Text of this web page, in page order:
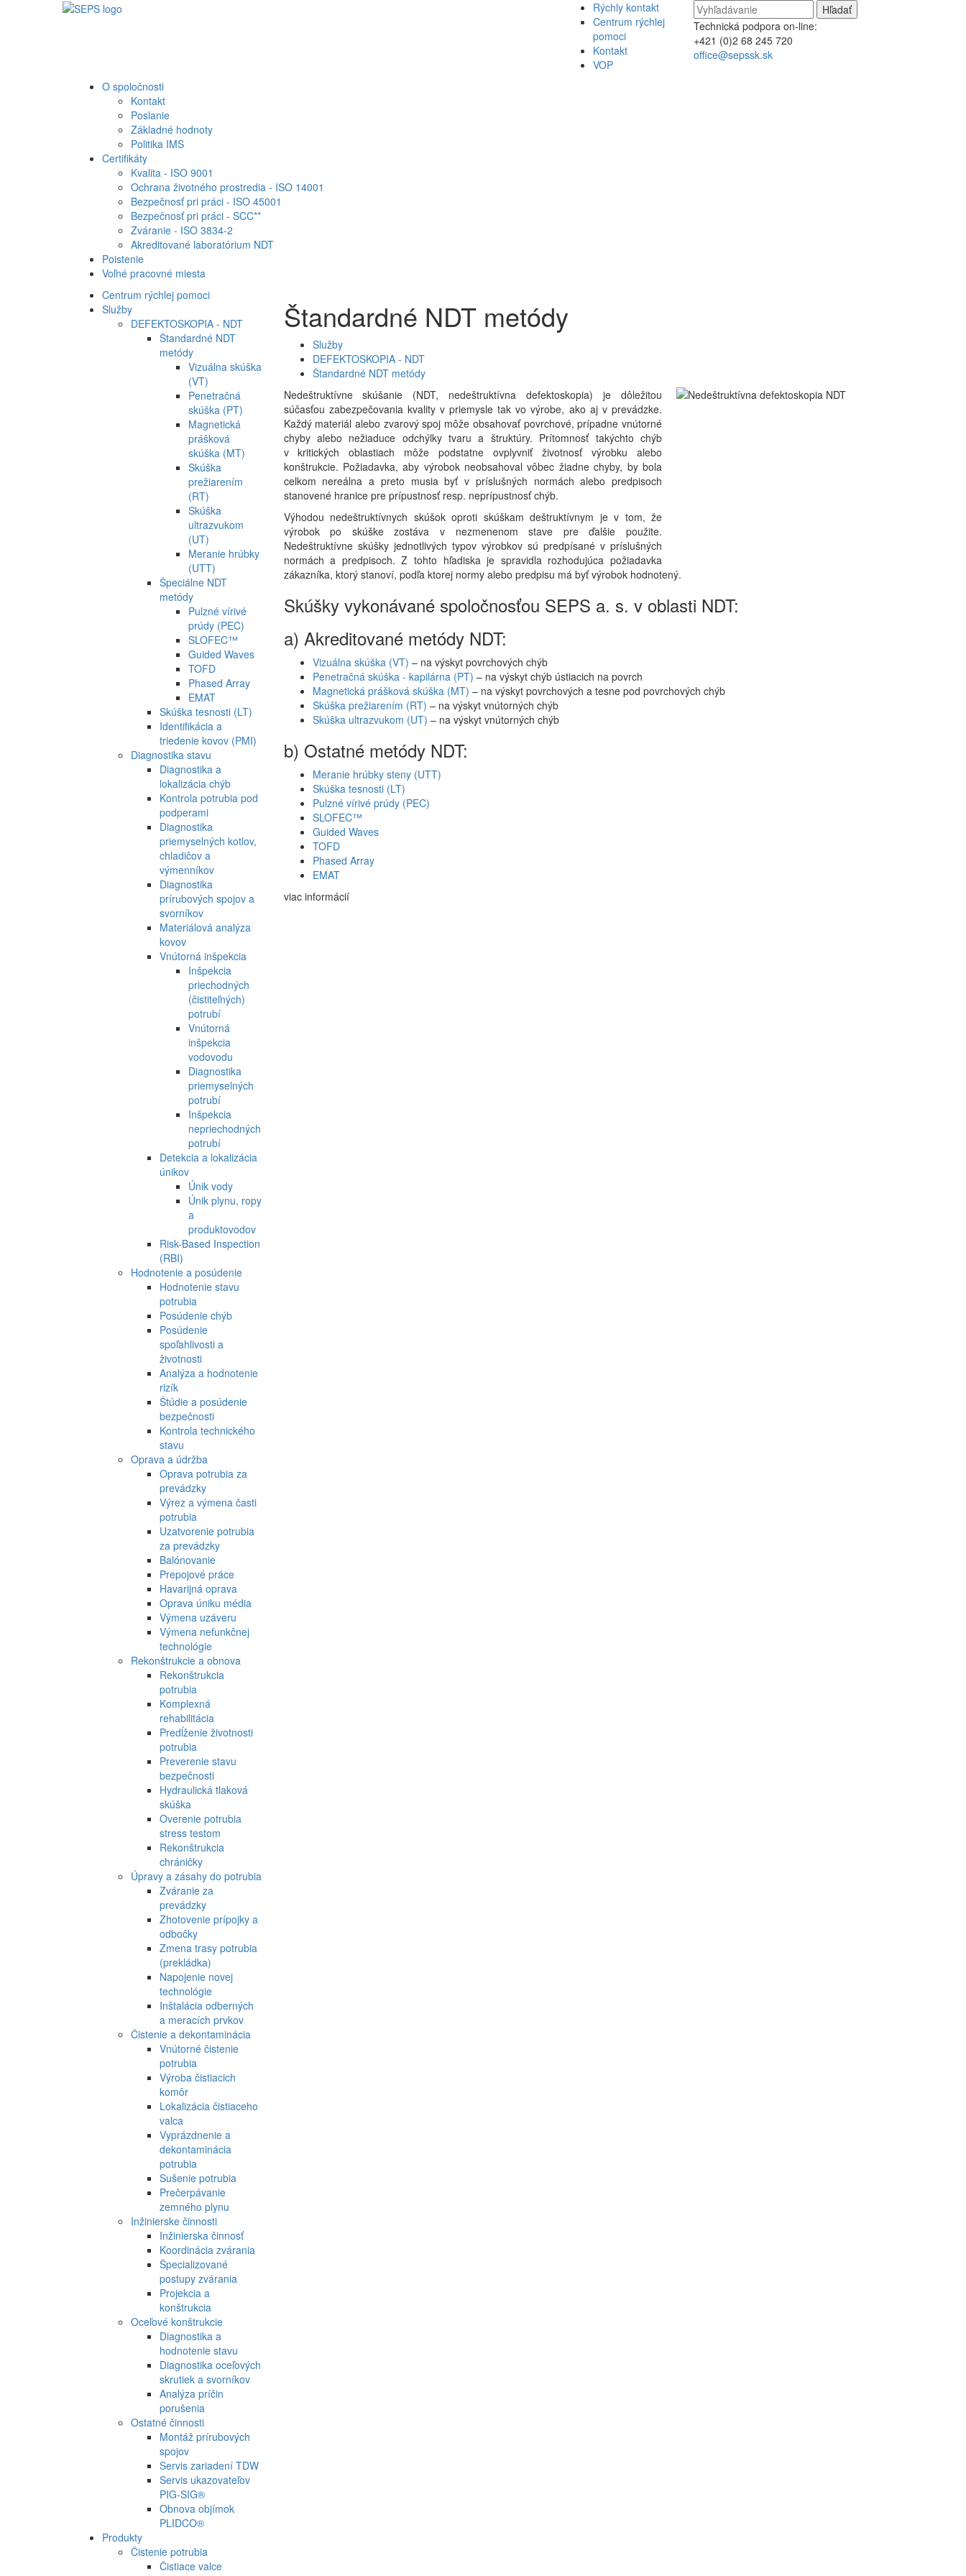
Rýchly kontakt
Centrum rýchlej
pomoci
Kontakt
VOP
Technická podpora on-line:
+421 (0)2 68 245 720
office@sepssk.sk
O spoločnosti
Kontakt
Poslanie
Základné hodnoty
Politika IMS
Certifikáty
Kvalita - ISO 9001
Ochrana životného prostredia - ISO 14001
Bezpečnosť pri práci - ISO 45001
Bezpečnosť pri práci - SCC**
Zváranie - ISO 3834-2
Akreditované laboratórium NDT
Poistenie
Voľné pracovné miesta
Centrum rýchlej pomoci
Služby
DEFEKTOSKOPIA - NDT
Štandardné NDT
metódy
Vizuálna skúška
(VT)
Penetračná
skúška (PT)
Magnetická
prášková
skúška (MT)
Skúška
prežiarením
(RT)
Skúška
ultrazvukom
(UT)
Meranie hrúbky
(UTT)
Špeciálne NDT
metódy
Pulzné vírivé
prúdy (PEC)
SLOFEC™
Guided Waves
TOFD
Phased Array
EMAT
Skúška tesnosti (LT)
Identifikácia a
triedenie kovov (PMI)
Diagnostika stavu
Diagnostika a
lokalizácia chýb
Kontrola potrubia pod
podperami
Diagnostika
priemyselných kotlov,
chladičov a
výmenníkov
Diagnostika
prírubových spojov a
svorníkov
Materiálová analýza
kovov
Vnútorná inšpekcia
Inšpekcia
priechodných
(čistiteľných)
potrubí
Vnútorná
inšpekcia
vodovodu
Diagnostika
priemyselných
potrubí
Inšpekcia
nepriechodných
potrubí
Detekcia a lokalizácia
únikov
Únik vody
Únik plynu, ropy
a
produktovodov
Risk-Based Inspection
(RBI)
Hodnotenie a posúdenie
Hodnotenie stavu
potrubia
Posúdenie chýb
Posúdenie
spoľahlivosti a
životnosti
Analýza a hodnotenie
rizík
Štúdie a posúdenie
bezpečnosti
Kontrola technického
stavu
Oprava a údržba
Oprava potrubia za
prevádzky
Výrez a výmena časti
potrubia
Uzatvorenie potrubia
za prevádzky
Balónovanie
Prepojové práce
Havarijná oprava
Oprava úniku média
Výmena uzáveru
Výmena nefunkčnej
technológie
Rekonštrukcie a obnova
Rekonštrukcia
potrubia
Komplexná
rehabilitácia
Predĺženie životnosti
potrubia
Preverenie stavu
bezpečnosti
Hydraulická tlaková
skúška
Overenie potrubia
stress testom
Rekonštrukcia
chráničky
Úpravy a zásahy do potrubia
Zváranie za
prevádzky
Zhotovenie prípojky a
odbočky
Zmena trasy potrubia
(prekládka)
Napojenie novej
technológie
Inštalácia odberných
a meracích prvkov
Čistenie a dekontaminácia
Vnútorné čistenie
potrubia
Výroba čistiacich
komôr
Lokalizácia čistiaceho
valca
Vyprázdnenie a
dekontaminácia
potrubia
Sušenie potrubia
Prečerpávanie
zemného plynu
Inžinierske činnosti
Inžinierska činnosť
Koordinácia zvárania
Špecializované
postupy zvárania
Projekcia a
konštrukcia
Oceľové konštrukcie
Diagnostika a
hodnotenie stavu
Diagnostika oceľových
skrutiek a svorníkov
Analýza príčin
porušenia
Ostatné činnosti
Montáž prírubových
spojov
Servis zariadení TDW
Servis ukazovateľov
PIG-SIG®
Obnova objímok
PLIDCO®
Produkty
Čistenie potrubia
Čistiace valce
Štandardné NDT metódy
Služby
DEFEKTOSKOPIA - NDT
Štandardné NDT metódy
Nedeštruktívne skúšanie (NDT, nedeštruktívna defektoskopia) je dôležitou
súčasťou zabezpečovania kvality v priemysle tak vo výrobe, ako aj v prevádzke.
Každý materiál alebo zvarový spoj môže obsahovať povrchové, prípadne vnútorné
chyby alebo nežiaduce odchýlky tvaru a štruktúry. Prítomnosť takýchto chýb
v kritických oblastiach môže podstatne ovplyvniť životnosť výrobku alebo
konštrukcie. Požiadavka, aby výrobok neobsahoval vôbec žiadne chyby, by bola
celkom nereálna a preto musia byť v príslušných normách alebo predpisoch
stanovené hranice pre prípustnosť resp. neprípustnosť chýb.
Výhodou nedeštruktívnych skúšok oproti skúškam deštruktívnym je v tom, že
výrobok po skúške zostáva v nezmenenom stave pre ďalšie použite.
Nedeštruktívne skúšky jednotlivých typov výrobkov sú predpísané v príslušných
normách a predpisoch. Z tohto hľadiska je spravidla rozhodujúca požiadavka
zákazníka, ktorý stanoví, podľa ktorej normy alebo predpisu má byť výrobok hodnotený.
Skúšky vykonávané spoločnosťou SEPS a. s. v oblasti NDT:
a) Akreditované metódy NDT:
Vizuálna skúška (VT) – na výskyt povrchových chýb
Penetračná skúška - kapilárna (PT) – na výskyt chýb ústiacich na povrch
Magnetická prášková skúška (MT) – na výskyt povrchových a tesne pod povrchových chýb
Skúška prežiarením (RT) – na výskyt vnútorných chýb
Skúška ultrazvukom (UT) – na výskyt vnútorných chýb
b) Ostatné metódy NDT:
Meranie hrúbky steny (UTT)
Skúška tesnosti (LT)
Pulzné vírivé prúdy (PEC)
SLOFEC™
Guided Waves
TOFD
Phased Array
EMAT
viac informácií